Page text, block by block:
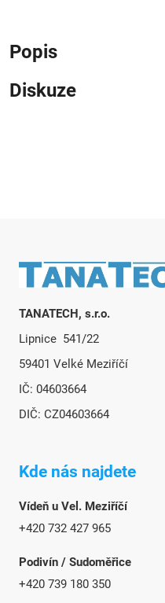
Popis
Diskuze
Zápatí
TANATECH, s.r.o.
Lipnice 541/22
59401 Velké Meziříčí
IČ: 04603664
DIČ: CZ04603664
Kde nás najdete
Vídeň u Vel. Meziříčí
+420 732 427 965
Podivín / Sudoměřice
+420 739 180 350